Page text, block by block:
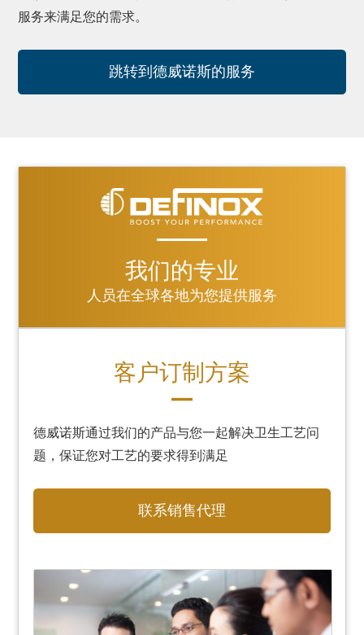
服务来满足您的需求。
跳转到德威诺斯的服务
我们的专业
人员在全球各地为您提供服务
客户订制方案
德威诺斯通过我们的产品与您一起解决卫生工艺问
题，保证您对工艺的要求得到满足
联系销售代理